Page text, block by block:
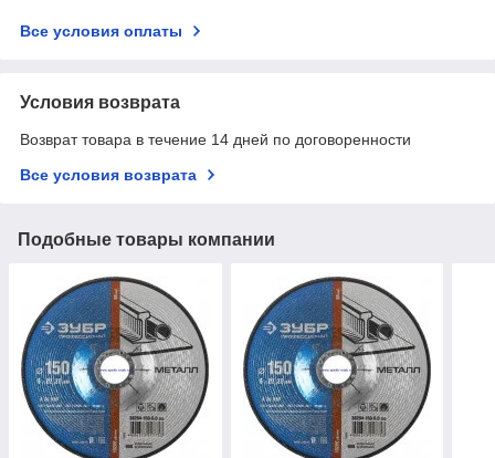
Все условия оплаты
Условия возврата
Возврат товара в течение 14 дней по договоренности
Все условия возврата
Подобные товары компании